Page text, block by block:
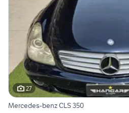
27
Mercedes-benz CLS 350